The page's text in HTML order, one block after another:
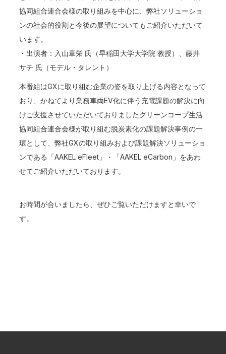
協同組合連合会様の取り組みを中心に、弊社ソリューショ
ンの社会的役割と今後の展望についてもご紹介いただいて
います。
・出演者：入山章栄 氏（早稲田大学大学院 教授）、藤井
サチ 氏（モデル・タレント）
本番組はGXに取り組む企業の姿を取り上げる内容となって
おり、かねてより業務車両EV化に伴う充電課題の解決に向
けご支援させていただいておりましたグリーンコープ生活
協同組合連合会様が取り組む脱炭素化の課題解決事例の一
環として、弊社GXの取り組みおよび課題解決ソリューショ
ンである「AAKEL eFleet」・「AAKEL eCarbon」をあわ
せてご紹介いただいております。
お時間が合いましたら、ぜひご覧いただけますと幸いで
す。